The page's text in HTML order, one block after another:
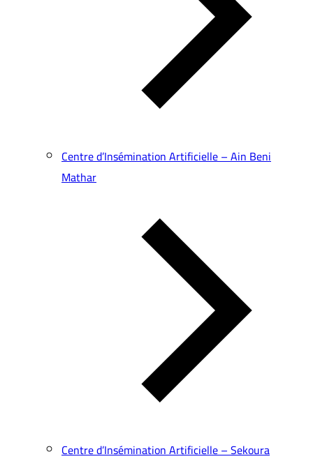
Centre d’Insémination Artificielle – Ain Beni
Mathar
Centre d’Insémination Artificielle – Sekoura